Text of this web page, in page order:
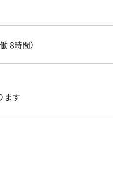
8時間）
ます